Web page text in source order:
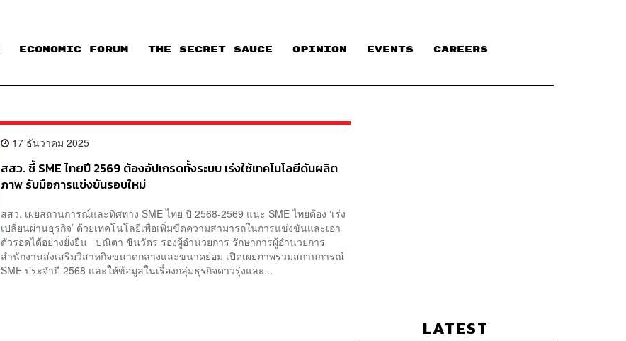
ECONOMIC FORUM THE SECRET SAUCE​ OPINION EVENTS CAREERS
17 ธันวาคม 2025
สสว. ชี้ SME ไทยปี 2569 ต้องอัปเกรดทั้งระบบ เร่งใช้เทคโนโลยีดันผลิต
ภาพ รับมือการแข่งขันรอบใหม่
สสว. เผยสถานการณ์และทิศทาง SME ไทย ปี 2568-2569 แนะ SME ไทยต้อง ‘เร่ง
เปลี่ยนผ่านธุรกิจ’ ด้วยเทคโนโลยีเพื่อเพิ่มขีดความสามารถในการแข่งขันและเอา
ตัวรอดได้อย่างยั่งยืน ปณิตา ชินวัตร รองผู้อำนวยการ รักษาการผู้อำนวยการ
สำนักงานส่งเสริมวิสาหกิจขนาดกลางและขนาดย่อม เปิดเผยภาพรวมสถานการณ์
SME ประจำปี 2568 และให้ข้อมูลในเรื่องกลุ่มธุรกิจดาวรุ่งและ...
LATEST